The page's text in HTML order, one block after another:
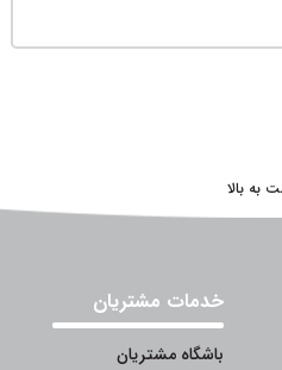
به بالا
خدمات مشتریان
باشگاه مشتریان